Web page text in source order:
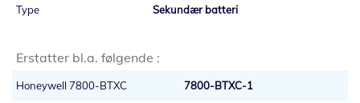
Sekundær batteri
Erstatter bl.a. følgende :
Honeywell 7800-BTXC 7800-BTXC-1